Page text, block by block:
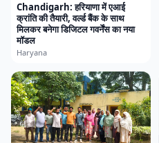
Chandigarh: हरियाणा में एआई
क्रांति की तैयारी, वर्ल्ड बैंक के साथ
मिलकर बनेगा डिजिटल गवर्नेंस का नया
मॉडल
Haryana